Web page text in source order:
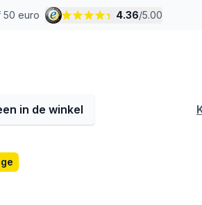
50 euro 4.36/5.00
in de winkel